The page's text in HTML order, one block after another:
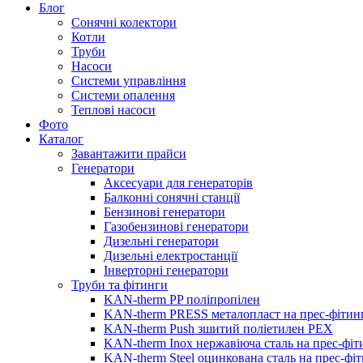
Блог
Сонячні колектори
Котли
Труби
Насоси
Системи управління
Системи опалення
Теплові насоси
Фото
Каталог
Завантажити прайси
Генератори
Аксесуари для генераторів
Балконні сонячні станції
Бензинові генератори
Газобензинові генератори
Дизельні генератори
Дизельні електростанції
Інверторні генератори
Труби та фітинги
KAN-therm PP поліпропілен
KAN-therm PRESS металопласт на прес-
KAN-therm Push зшитий поліетилен PEX
KAN-therm Inox нержавіюча сталь на прес-
KAN-therm Steel оцинкована сталь на прес-